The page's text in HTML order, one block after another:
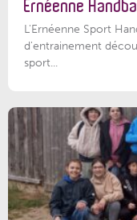
Ernéenne
L'Ernéenne Sport
d'entrainement
sport...